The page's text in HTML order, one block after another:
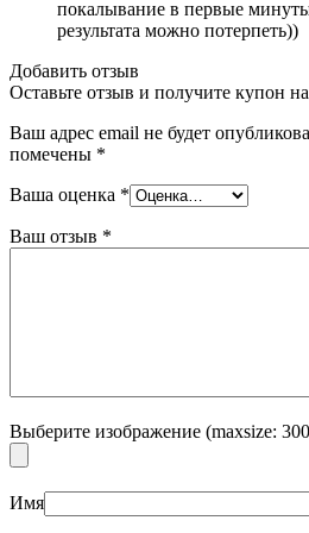
покалывание в первые
результата можно потерпеть))
Добавить отзыв
Оставьте отзыв и получите купон
Ваш адрес email не будет
помечены *
Ваша оценка *
Ваш отзыв *
Выберите изображение (maxsize:
Имя